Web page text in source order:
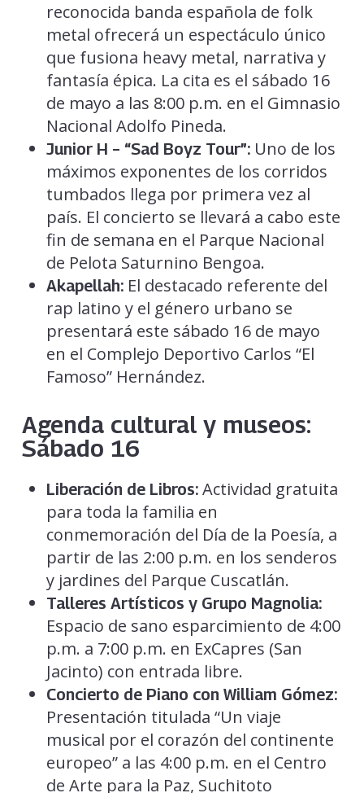
reconocida banda española de folk
metal ofrecerá un espectáculo único
que fusiona heavy metal, narrativa y
fantasía épica. La cita es el sábado 16
de mayo a las 8:00 p.m. en el Gimnasio
Nacional Adolfo Pineda.
Junior H – “Sad Boyz Tour”:Uno de los
máximos exponentes de los corridos
tumbados llega por primera vez al
país. El concierto se llevará a cabo este
fin de semana en el Parque Nacional
de Pelota Saturnino Bengoa.
Akapellah:El destacado referente del
rap latino y el género urbano se
presentará este sábado 16 de mayo
en el Complejo Deportivo Carlos “El
Famoso” Hernández.
Agenda cultural y museos:
Sábado 16
Liberación de Libros:Actividad gratuita
para toda la familia en
conmemoración del Día de la Poesía, a
partir de las 2:00 p.m. en los senderos
y jardines del Parque Cuscatlán.
Talleres Artísticos y Grupo Magnolia:
Espacio de sano esparcimiento de 4:00
p.m. a 7:00 p.m. en ExCapres (San
Jacinto) con entrada libre.
Concierto de Piano con William Gómez:
Presentación titulada “Un viaje
musical por el corazón del continente
europeo” a las 4:00 p.m. en el Centro
de Arte para la Paz, Suchitoto